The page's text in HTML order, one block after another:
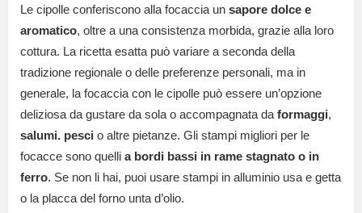
Le cipolle conferiscono alla focaccia un sapore dolce e
aromatico, oltre a una consistenza morbida, grazie alla loro
cottura. La ricetta esatta può variare a seconda della
tradizione regionale o delle preferenze personali, ma in
generale, la focaccia con le cipolle può essere un’opzione
deliziosa da gustare da sola o accompagnata da formaggi,
salumi. pesci o altre pietanze. Gli stampi migliori per le
focacce sono quelli a bordi bassi in rame stagnato o in
ferro. Se non li hai, puoi usare stampi in alluminio usa e getta
o la placca del forno unta d’olio.